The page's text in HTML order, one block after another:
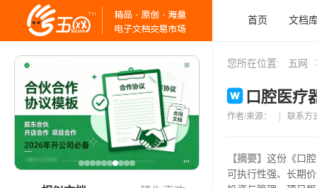
首页 文档
您所在位置: 五网
口腔医疗
作者/来源： 联系方
【摘要】 这份《口
可执行性强、长期